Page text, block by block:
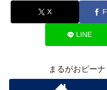
X
LINE
まるがおピー